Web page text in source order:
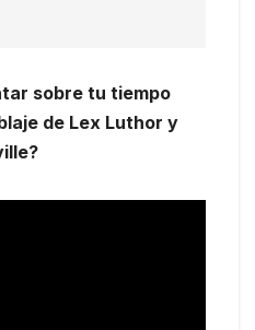
sobre tu tiempo
de Lex Luthor y